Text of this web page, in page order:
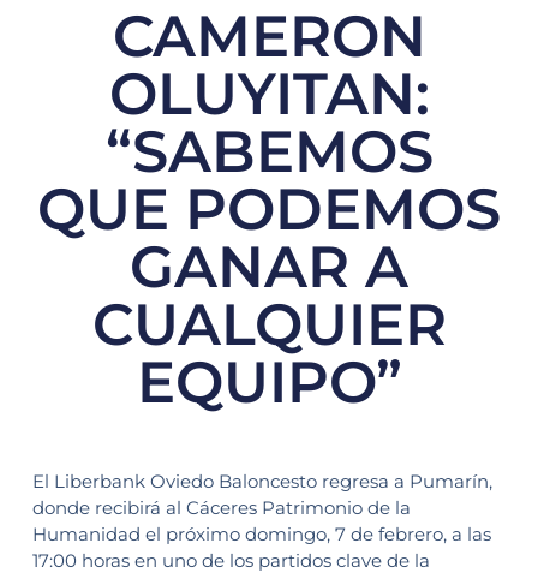
CAMERON
OLUYITAN:
“SABEMOS
QUE PODEMOS
GANAR A
CUALQUIER
EQUIPO”
El Liberbank Oviedo Baloncesto regresa a Pumarín,
donde recibirá al Cáceres Patrimonio de la
Humanidad el próximo domingo, 7 de febrero, a las
17:00 horas en uno de los partidos clave de la